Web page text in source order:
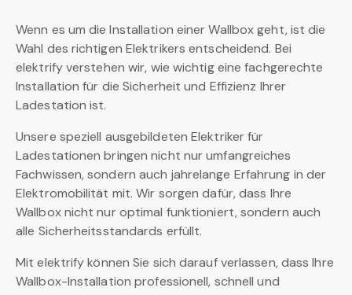
Wenn es um die Installation einer Wallbox geht, ist die
Wahl des richtigen Elektrikers entscheidend. Bei
elektrify verstehen wir, wie wichtig eine fachgerechte
Installation für die Sicherheit und Effizienz Ihrer
Ladestation ist.
Unsere speziell ausgebildeten Elektriker für
Ladestationen bringen nicht nur umfangreiches
Fachwissen, sondern auch jahrelange Erfahrung in der
Elektromobilität mit. Wir sorgen dafür, dass Ihre
Wallbox nicht nur optimal funktioniert, sondern auch
alle Sicherheitsstandards erfüllt.
Mit elektrify können Sie sich darauf verlassen, dass Ihre
Wallbox-Installation professionell, schnell und